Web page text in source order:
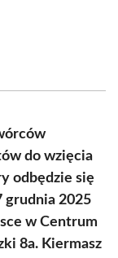
do wzięcia
odbędzie się
grudnia 2025
w Centrum
8a. Kiermasz